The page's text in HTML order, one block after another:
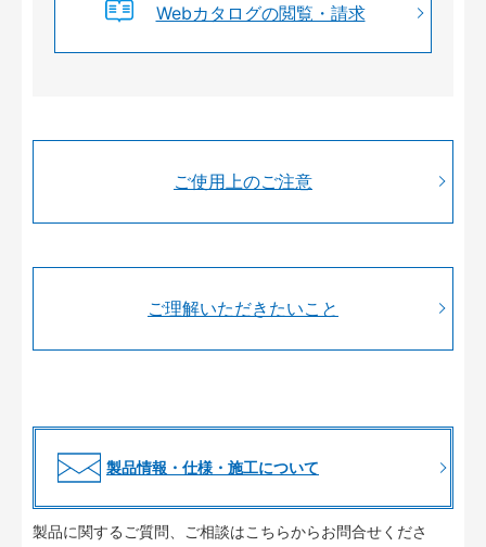
Webカタログの閲覧・請求
ご使用上のご注意
ご理解いただきたいこと
製品情報・仕様・施工について
製品に関するご質問、ご相談はこちらからお問合せくださ